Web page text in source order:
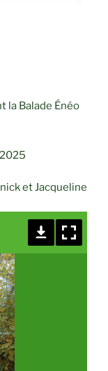
la Balade Énéo
et Jacqueline